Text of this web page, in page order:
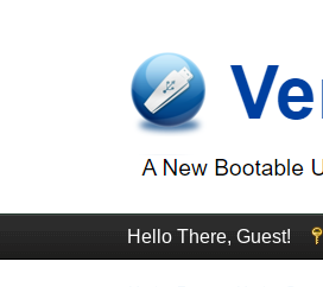
Hello There, Guest!